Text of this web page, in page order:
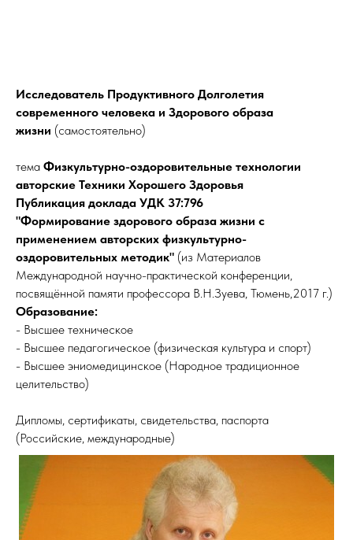
Исследователь Продуктивного Долголетия
современного человека и Здорового образа
жизни (самостоятельно)
тема Физкультурно-оздоровительные технологии
авторские Техники Хорошего Здоровья
Публикация доклада УДК 37:796
"Формирование здорового образа жизни с
применением авторских физкультурно-
оздоровительных методик" (из Материалов
Международной научно-практической конференции,
посвящённой памяти профессора В.Н.Зуева, Тюмень,2017 г.)
Образование:
- Высшее техническое
- Высшее педагогическое (физическая культура и спорт)
- Высшее эниомедицинское (Народное традиционное
целительство)
Дипломы, сертификаты, свидетельства, паспорта
(Российские, международные)